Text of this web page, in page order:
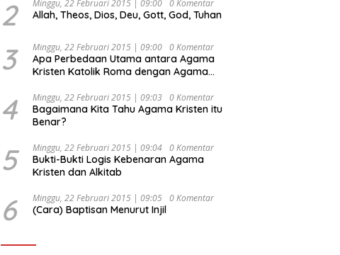
Djojohadikusumo Anti Penjajahan
(Pergolakan Ekonomi Politik Indonesia) &
Undang Perekonomian Nasional dan
Kesejahteraan Sosial dalam Menata
Bangsa Menuju Indonesia Emas 2045”,
2 Minggu, 22 Februari 2015 | 09:00 0 Komentar
Allah, Theos, Dios, Deu, Gott, God, Tuhan
3 Minggu, 22 Februari 2015 | 09:00 0 Komentar
Apa Perbedaan Utama antara Agama
Kristen Katolik Roma dengan Agama
4 Minggu, 22 Februari 2015 | 09:03 0 Komentar
Bagaimana Kita Tahu Agama Kristen itu
Benar?
5 Minggu, 22 Februari 2015 | 09:04 0 Komentar
Bukti-Bukti Logis Kebenaran Agama
Kristen dan Alkitab
6 Minggu, 22 Februari 2015 | 09:05 0 Komentar
(Cara) Baptisan Menurut Injil